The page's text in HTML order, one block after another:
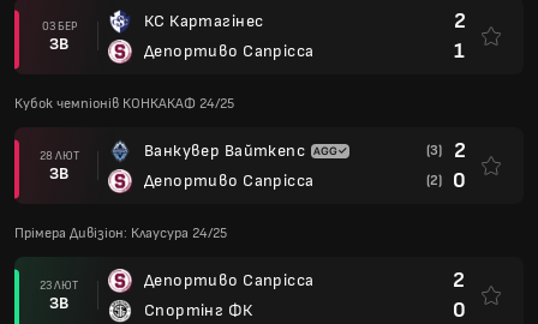
03 БЕР
ЗВ
КС Картагінес
Депортиво Сапрісса
2
1
Кубок чемпіонів КОНКАКАФ 24/25
28 ЛЮТ
ЗВ
Ванкувер Вайткепс
Депортиво Сапрісса
(3) 2
(2) 0
Прімера Дивізіон: Клаусура 24/25
23 ЛЮТ
ЗВ
Депортиво Сапрісса
Спортінг ФК
2
0